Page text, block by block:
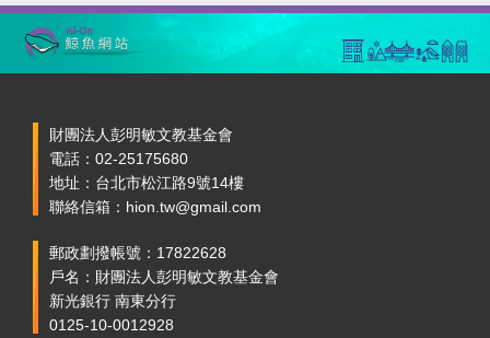
財團法人彭明敏文教基金會
電話：02-25175680
地址：台北市松江路9號14樓
聯絡信箱：hion.tw@gmail.com
郵政劃撥帳號：17822628
戶名：財團法人彭明敏文教基金會
新光銀行 南東分行
0125-10-0012928